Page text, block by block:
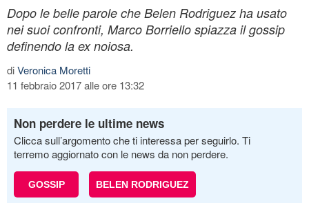
Dopo le belle parole che Belen Rodriguez ha usato
nei suoi confronti, Marco Borriello spiazza il gossip
definendo la ex noiosa.
diVeronica Moretti
11 febbraio 2017 alle ore 13:32
Non perdere le ultime news
Clicca sull’argomento che ti interessa per seguirlo. Ti
terremo aggiornato con le news da non perdere.
GOSSIP BELEN RODRIGUEZ